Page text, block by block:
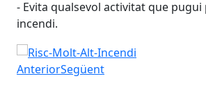
- Evita qualsevol activitat que
incendi.
Risc d'incendi: Nivell-3
AnteriorSegüent